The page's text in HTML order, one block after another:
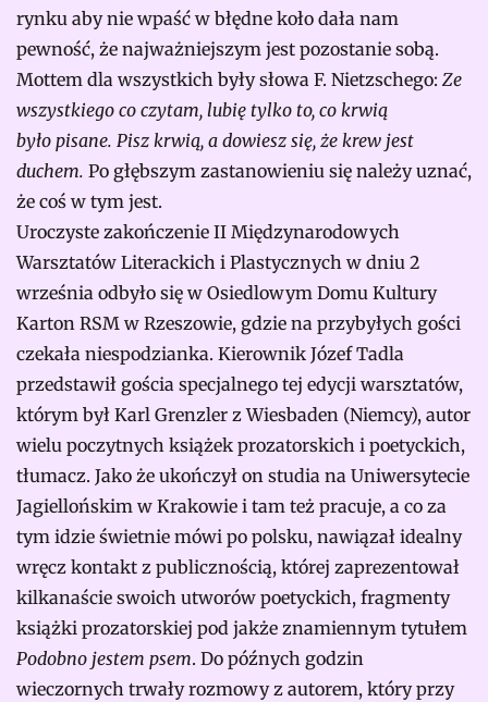
rynku aby nie wpaść w błędne koło dała nam
pewność, że najważniejszym jest pozostanie sobą.
Mottem dla wszystkich były słowa F. Nietzschego: Ze
wszystkiego co czytam, lubię tylko to, co krwią
było pisane. Pisz krwią, a dowiesz się, że krew jest
duchem. Po głębszym zastanowieniu się należy uznać,
że coś w tym jest.
Uroczyste zakończenie II Międzynarodowych
Warsztatów Literackich i Plastycznych w dniu 2
września odbyło się w Osiedlowym Domu Kultury
Karton RSM w Rzeszowie, gdzie na przybyłych gości
czekała niespodzianka. Kierownik Józef Tadla
przedstawił gościa specjalnego tej edycji warsztatów,
którym był Karl Grenzler z Wiesbaden (Niemcy), autor
wielu poczytnych książek prozatorskich i poetyckich,
tłumacz. Jako że ukończył on studia na Uniwersytecie
Jagiellońskim w Krakowie i tam też pracuje, a co za
tym idzie świetnie mówi po polsku, nawiązał idealny
wręcz kontakt z publicznością, której zaprezentował
kilkanaście swoich utworów poetyckich, fragmenty
książki prozatorskiej pod jakże znamiennym tytułem
Podobno jestem psem. Do późnych godzin
wieczornych trwały rozmowy z autorem, który przy